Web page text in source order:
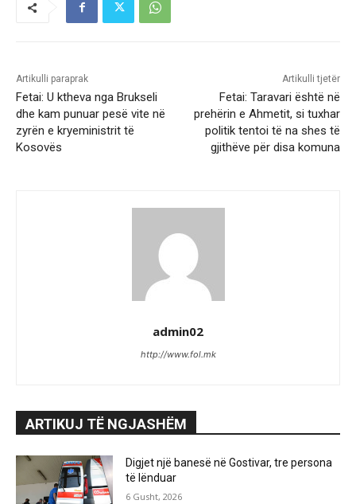
Artikulli paraprak
Fetai: U ktheva nga Brukseli
dhe kam punuar pesë vite në
zyrën e kryeministrit të
Kosovës
Artikulli tjetër
Fetai: Taravari është në
prehërin e Ahmetit, si tuxhar
politik tentoi të na shes të
gjithëve për disa komuna
admin02
http://www.fol.mk
ARTIKUJ TË NGJASHËM
Digjet një banesë në Gostivar, tre persona
të lënduar
6 Gusht, 2026